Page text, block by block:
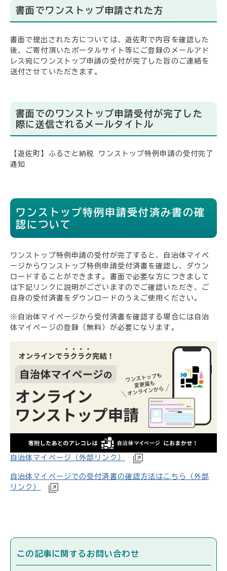
書面でワンストップ申請された方
書面で提出された方については、遊佐町で内容を確認した
後、ご寄付頂いたポータルサイト等にご登録のメールアド
レス宛にワンストップ申請の受付が完了した旨のご連絡を
送付させていただきます。
書面でのワンストップ申請受付が完了した
際に送信されるメールタイトル
【遊佐町】ふるさと納税 ワンストップ特例申請の受付完了
通知
ワンストップ特例申請受付済み書の確
認について
ワンストップ特例申請の受付が完了すると、自治体マイペ
ージからワンストップ特例申請受付済書を確認し、ダウン
ロードすることができます。書面で必要な方につきまして
は下記リンクに説明がございますのでご確認いただき、ご
自身の受付済書をダウンロードのうえご使用ください。
※自治体マイページから受付済書を確認する場合には自治
体マイページの登録（無料）が必要になります。
自治体マイページ（外部リンク）
自治体マイページでの受付済書の確認方法はこちら（外部
リンク）
この記事に関するお問い合わせ